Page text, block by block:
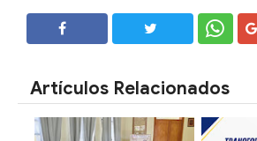
Artículos Relacionados